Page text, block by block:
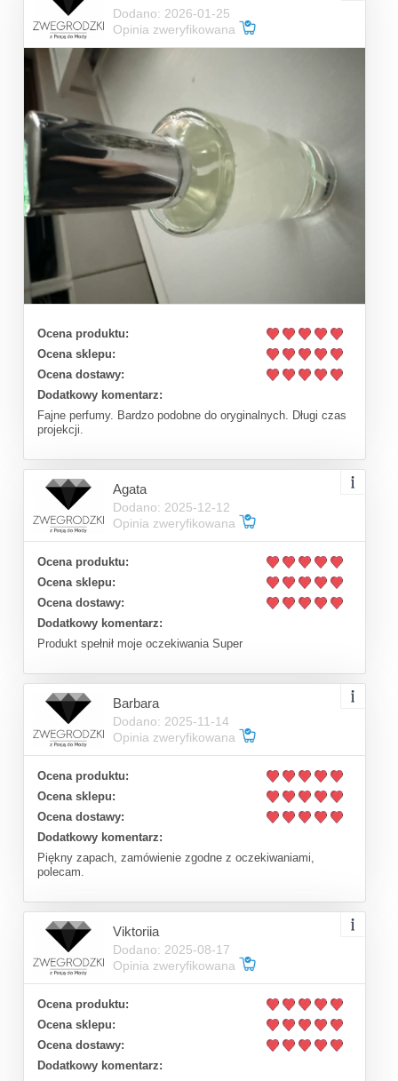
Dodano: 2026-01-25
Opinia zweryfikowana
Ocena produktu:
Ocena sklepu:
Ocena dostawy:
Dodatkowy komentarz:
Fajne perfumy. Bardzo podobne do oryginalnych. Długi czas
projekcji.
Agata
Dodano: 2025-12-12
Opinia zweryfikowana
Ocena produktu:
Ocena sklepu:
Ocena dostawy:
Dodatkowy komentarz:
Produkt spełnił moje oczekiwania Super
Barbara
Dodano: 2025-11-14
Opinia zweryfikowana
Ocena produktu:
Ocena sklepu:
Ocena dostawy:
Dodatkowy komentarz:
Piękny zapach, zamówienie zgodne z oczekiwaniami,
polecam.
Viktoriia
Dodano: 2025-08-17
Opinia zweryfikowana
Ocena produktu:
Ocena sklepu:
Ocena dostawy:
Dodatkowy komentarz: